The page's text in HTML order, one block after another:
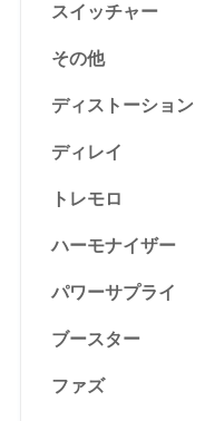
スイッチャー
その他
ディストーション
ディレイ
トレモロ
ハーモナイザー
パワーサプライ
ブースター
ファズ